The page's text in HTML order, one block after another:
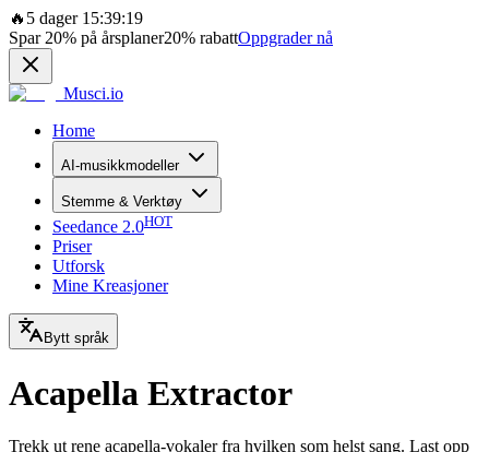
🔥 5 dager 15:39:19
Spar 20% på årsplaner20% rabattOppgrader nå
Musci.io
Home
AI-musikkmodeller
Stemme & Verktøy
Seedance 2.0HOT
Priser
Utforsk
Mine Kreasjoner
Bytt språk
Acapella Extractor
Trekk ut rene acapella-vokaler fra hvilken som helst sang. Last opp